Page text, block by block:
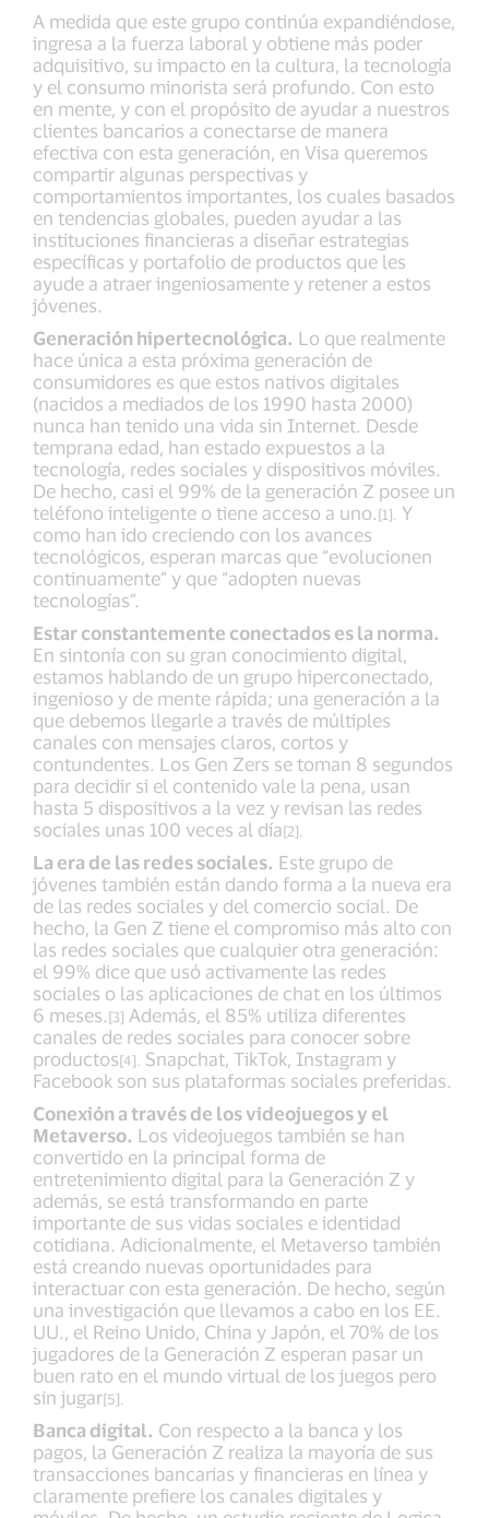
A medida que este grupo continúa expandiéndose,
ingresa a la fuerza laboral y obtiene más poder
adquisitivo, su impacto en la cultura, la tecnología
y el consumo minorista será profundo. Con esto
en mente, y con el propósito de ayudar a nuestros
clientes bancarios a conectarse de manera
efectiva con esta generación, en Visa queremos
compartir algunas perspectivas y
comportamientos importantes, los cuales basados
en tendencias globales, pueden ayudar a las
instituciones financieras a diseñar estrategias
específicas y portafolio de productos que les
ayude a atraer ingeniosamente y retener a estos
jóvenes.
Generación hipertecnológica. Lo que realmente
hace única a esta próxima generación de
consumidores es que estos nativos digitales
(nacidos a mediados de los 1990 hasta 2000)
nunca han tenido una vida sin Internet. Desde
temprana edad, han estado expuestos a la
tecnología, redes sociales y dispositivos móviles.
De hecho, casi el 99% de la generación Z posee un
teléfono inteligente o tiene acceso a uno.[1].
Y
como han ido creciendo con los avances
tecnológicos, esperan marcas que “evolucionen
continuamente” y que “adopten nuevas
tecnologías”.
Estar constantemente conectados es la norma.
En sintonía con su gran conocimiento digital,
estamos hablando de un grupo hiperconectado,
ingenioso y de mente rápida; una generación a la
que debemos llegarle a través de múltiples
canales con mensajes claros, cortos y
contundentes. Los Gen Zers se toman 8 segundos
para decidir si el contenido vale la pena, usan
hasta 5 dispositivos a la vez y revisan las redes
sociales unas 100 veces al día[2].
La era de las redes sociales. Este grupo de
jóvenes también están dando forma a la nueva era
de las redes sociales y del comercio social. De
hecho, la Gen Z tiene el compromiso más alto con
las redes sociales que cualquier otra generación:
el 99% dice que usó activamente las redes
sociales o las aplicaciones de chat en los últimos
6 meses.[3] Además, el 85% utiliza diferentes
canales de redes sociales para conocer sobre
productos[4].
Snapchat, TikTok, Instagram y
Facebook son sus plataformas sociales preferidas.
Conexión a través de los videojuegos y el
Metaverso. Los videojuegos también se han
convertido en la principal forma de
entretenimiento digital para la Generación Z y
además, se está transformando en parte
importante de sus vidas sociales e identidad
cotidiana. Adicionalmente, el Metaverso también
está creando nuevas oportunidades para
interactuar con esta generación. De hecho, según
una investigación que llevamos a cabo en los EE.
UU., el Reino Unido, China y Japón, el 70% de los
jugadores de la Generación Z esperan pasar un
buen rato en el mundo virtual de los juegos pero
sin jugar[5].
Banca digital. Con respecto a la banca y los
pagos, la Generación Z realiza la mayoría de sus
transacciones bancarias y financieras en línea y
claramente prefiere los canales digitales y